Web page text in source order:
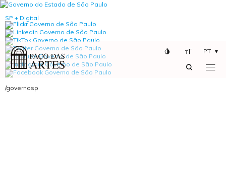
SP + Digital
/governosp
PT